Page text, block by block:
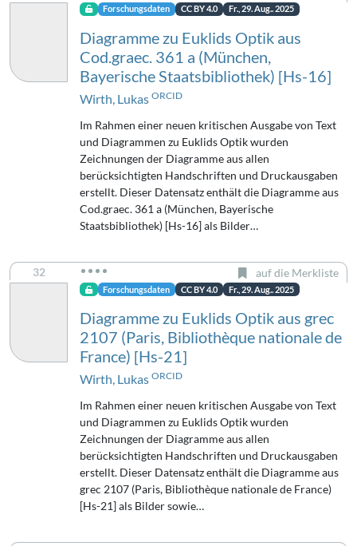
Forschungsdaten CC BY 4.0 Fr., 29. Aug.. 2025
Diagramme zu Euklids Optik aus
Cod.graec. 361 a (München,
Bayerische Staatsbibliothek) [Hs-16]
Wirth, Lukas ORCID
Im Rahmen einer neuen kritischen Ausgabe von Text
und Diagrammen zu Euklids Optik wurden
Zeichnungen der Diagramme aus allen
berücksichtigten Handschriften und Druckausgaben
erstellt. Dieser Datensatz enthält die Diagramme aus
Cod.graec. 361 a (München, Bayerische
Staatsbibliothek) [Hs-16] als Bilder…
32 auf die Merkliste
Forschungsdaten CC BY 4.0 Fr., 29. Aug.. 2025
Diagramme zu Euklids Optik aus grec
2107 (Paris, Bibliothèque nationale de
France) [Hs-21]
Wirth, Lukas ORCID
Im Rahmen einer neuen kritischen Ausgabe von Text
und Diagrammen zu Euklids Optik wurden
Zeichnungen der Diagramme aus allen
berücksichtigten Handschriften und Druckausgaben
erstellt. Dieser Datensatz enthält die Diagramme aus
grec 2107 (Paris, Bibliothèque nationale de France)
[Hs-21] als Bilder sowie…